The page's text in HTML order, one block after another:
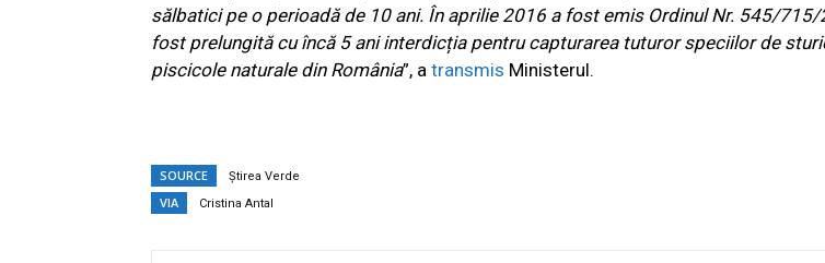
sălbatici pe o perioadă de 10 ani. În aprilie 2016 a fost emis Ordinul Nr. 545/
fost prelungită cu încă 5 ani interdicția pentru capturarea tuturor speciilor de
piscicole naturale din România”, a transmis Ministerul.
SOURCE Știrea Verde
VIA Cristina Antal